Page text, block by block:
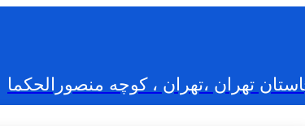
استان تهران ،تهران ، کوچه منصورالحکما